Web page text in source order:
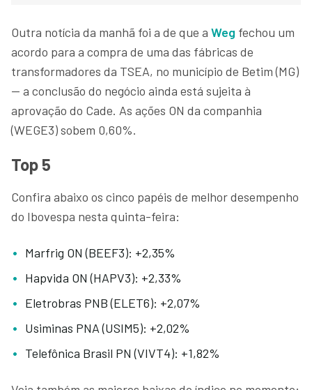
Outra notícia da manhã foi a de que a Weg fechou um
acordo para a compra de uma das fábricas de
transformadores da TSEA, no município de Betim (MG)
— a conclusão do negócio ainda está sujeita à
aprovação do Cade. As ações ON da companhia
(WEGE3) sobem 0,60%.
Top 5
Confira abaixo os cinco papéis de melhor desempenho
do Ibovespa nesta quinta-feira:
Marfrig ON (BEEF3): +2,35%
Hapvida ON (HAPV3): +2,33%
Eletrobras PNB (ELET6): +2,07%
Usiminas PNA (USIM5): +2,02%
Telefônica Brasil PN (VIVT4): +1,82%